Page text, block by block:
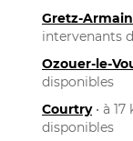
Gretz-
intervenants
Ozouer-le-
disponibles
Courtry• à
disponibles